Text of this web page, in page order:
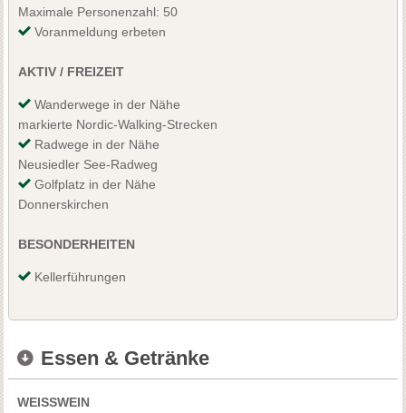
Maximale Personenzahl: 50
Voranmeldung erbeten
AKTIV / FREIZEIT
Wanderwege in der Nähe
markierte Nordic-Walking-Strecken
Radwege in der Nähe
Neusiedler See-Radweg
Golfplatz in der Nähe
Donnerskirchen
BESONDERHEITEN
Kellerführungen
Essen & Getränke
WEISSWEIN